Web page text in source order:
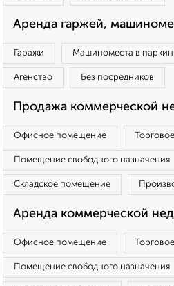
Аренда гаржей,
Гаражи Машиноместа в
Агенство Без посредников
Продажа коммерческой
Офисное помещение
Помещение свободного назначения
Складское помещение
Аренда коммерческой
Офисное помещение
Помещение свободного назначения